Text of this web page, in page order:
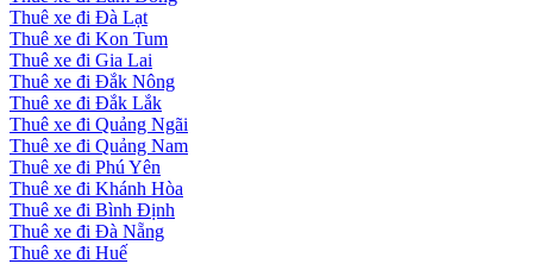
Thuê xe đi Đà Lạt
Thuê xe đi Kon Tum
Thuê xe đi Gia Lai
Thuê xe đi Đắk Nông
Thuê xe đi Đắk Lắk
Thuê xe đi Quảng Ngãi
Thuê xe đi Quảng Nam
Thuê xe đi Phú Yên
Thuê xe đi Khánh Hòa
Thuê xe đi Bình Định
Thuê xe đi Đà Nẵng
Thuê xe đi Huế